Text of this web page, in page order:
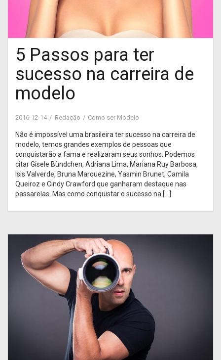
5 Passos para ter
sucesso na carreira de
modelo
2016-12-14 Redação Como ser Modelo
Não é impossível uma brasileira ter sucesso na carreira de
modelo, temos grandes exemplos de pessoas que
conquistarão a fama e realizaram seus sonhos. Podemos
citar Gisele Bündchen, Adriana Lima, Mariana Ruy Barbosa,
Isis Valverde, Bruna Marquezine, Yasmin Brunet, Camila
Queiroz e Cindy Crawford que ganharam destaque nas
passarelas. Mas como conquistar o sucesso na […]